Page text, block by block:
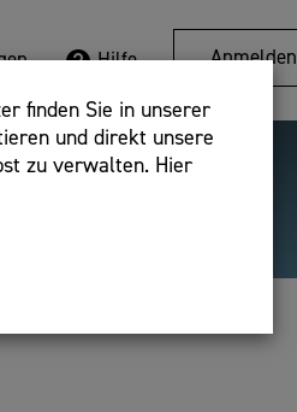
finden Sie in unserer
und direkt unsere
zu verwalten. Hier
Hilfe Anmelden
Detailsuche